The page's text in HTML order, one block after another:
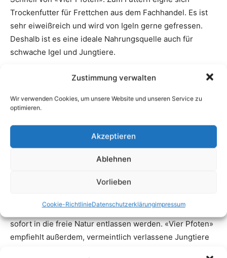
Zustimmung verwalten
Wir verwenden Cookies, um unsere Website und unseren Service zu
optimieren.
Akzeptieren
Ablehnen
Vorlieben
Cookie-RichtlinieDatenschutzerklärungimpressum